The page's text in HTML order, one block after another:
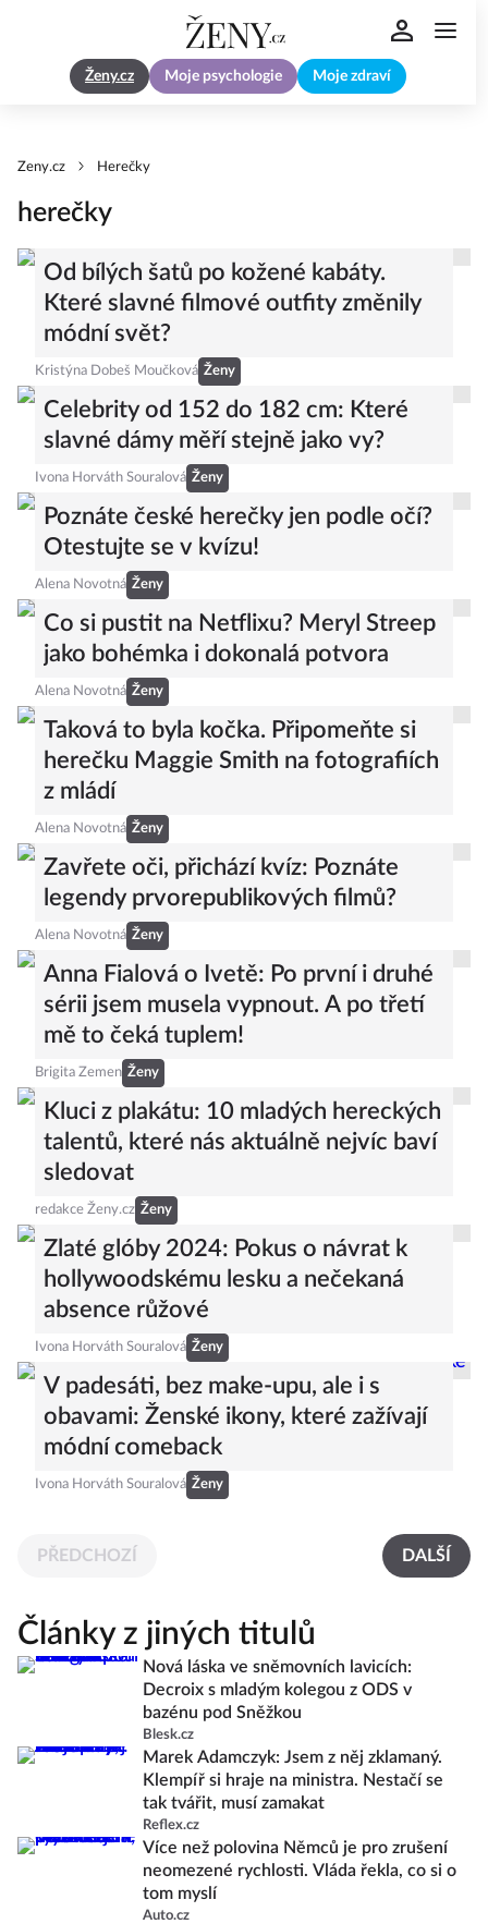
Ženy.cz Moje psychologie Moje zdraví
Zeny.cz Herečky
herečky
Od bílých šatů po kožené kabáty.
Které slavné filmové outfity změnily
módní svět?
Kristýna Dobeš Moučková Ženy
Celebrity od 152 do 182 cm: Které
slavné dámy měří stejně jako vy?
Ivona Horváth Souralová Ženy
Poznáte české herečky jen podle očí?
Otestujte se v kvízu!
Alena Novotná Ženy
Co si pustit na Netflixu? Meryl Streep
jako bohémka i dokonalá potvora
Alena Novotná Ženy
Taková to byla kočka. Připomeňte si
herečku Maggie Smith na fotografiích
z mládí
Alena Novotná Ženy
Zavřete oči, přichází kvíz: Poznáte
legendy prvorepublikových filmů?
Alena Novotná Ženy
Anna Fialová o Ivetě: Po první i druhé
sérii jsem musela vypnout. A po třetí
mě to čeká tuplem!
Brigita Zemen Ženy
Kluci z plakátu: 10 mladých hereckých
talentů, které nás aktuálně nejvíc baví
sledovat
redakce Ženy.cz Ženy
Zlaté glóby 2024: Pokus o návrat k
hollywoodskému lesku a nečekaná
absence růžové
Ivona Horváth Souralová Ženy
V padesáti, bez make-upu, ale i s
obavami: Ženské ikony, které zažívají
módní comeback
Ivona Horváth Souralová Ženy
PŘEDCHOZÍ DALŠÍ
Články z jiných titulů
Nová láska ve sněmovních lavicích:
Decroix s mladým kolegou z ODS v
bazénu pod Sněžkou
Blesk.cz
Marek Adamczyk: Jsem z něj zklamaný.
Klempíř si hraje na ministra. Nestačí se
tak tvářit, musí zamakat
Reflex.cz
Více než polovina Němců je pro zrušení
neomezené rychlosti. Vláda řekla, co si o
tom myslí
Auto.cz